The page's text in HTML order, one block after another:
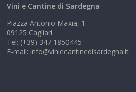
Vini e Cantine di Sardegna
Piazza Antonio Maxia, 1
09125 Cagliari
Tel: (+39) 347 1850445
E-mail: info@viniecantinedisardegna.it